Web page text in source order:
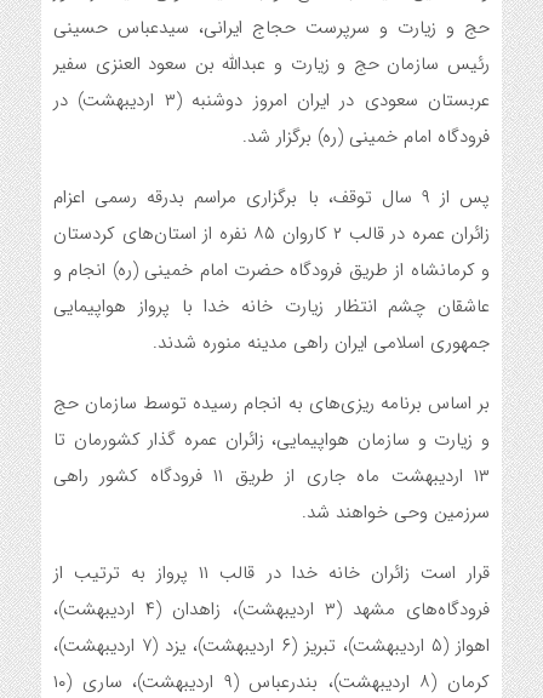
حج و زیارت و سرپرست حجاج ایرانی، سیدعباس حسینی
رئیس سازمان حج و زیارت و عبدالله بن سعود العنزی سفیر
عربستان سعودی در ایران امروز دوشنبه (۳ اردیبهشت) در
فرودگاه امام خمینی (ره) برگزار شد.
پس از ۹ سال توقف، با برگزاری مراسم بدرقه رسمی اعزام
زائران عمره در قالب ۲ کاروان ۸۵ نفره از استان‌های کردستان
و کرمانشاه از طریق فرودگاه حضرت امام خمینی (ره) انجام و
عاشقان چشم انتظار زیارت خانه خدا با پرواز هواپیمایی
جمهوری اسلامی ایران راهی مدینه منوره شدند.
بر اساس برنامه ریزی‌های به انجام رسیده توسط سازمان حج
و زیارت و سازمان هواپیمایی، زائران عمره گذار کشورمان تا
۱۳ اردیبهشت ماه جاری از طریق ۱۱ فرودگاه کشور راهی
سرزمین وحی خواهند شد.
قرار است زائران خانه خدا در قالب ۱۱ پرواز به ترتیب از
فرودگاه‌های مشهد (۳ اردیبهشت)، زاهدان (۴ اردیبهشت)،
اهواز (۵ اردیبهشت)، تبریز (۶ اردیبهشت)، یزد (۷ اردیبهشت)،
کرمان (۸ اردیبهشت)، بندرعباس (۹ اردیبهشت)، ساری (۱۰